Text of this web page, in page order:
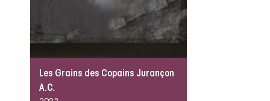
Les Grains des Copains Jurançon
A.C.